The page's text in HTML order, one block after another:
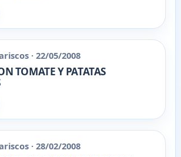
· 22/05/2008
TOMATE Y PATATAS
· 28/02/2008